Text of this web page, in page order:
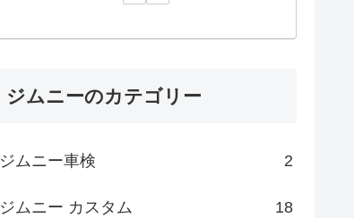
ジムニーのカテゴリー
ジムニー車検 2
ジムニー カスタム 18